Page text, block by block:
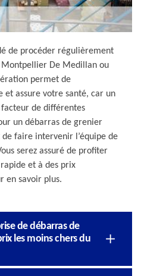
de procéder régulièrement
De Medillan ou
permet de
et assure votre santé, car un
de différentes
un débarras de grenier
de faire intervenir l’équipe de
serez assuré de profiter
et à des prix
en savoir plus.
de débarras de
les moins chers du